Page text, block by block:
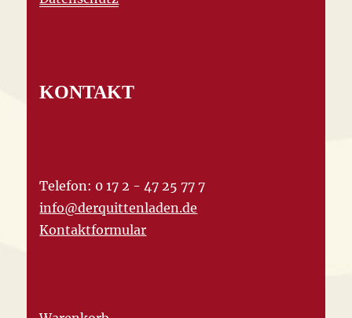
KONTAKT
Telefon: 0 17 2 - 47 25 77 7
info@derquittenladen.de
Kontaktformular